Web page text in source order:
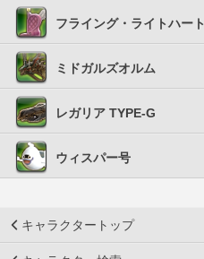
フライング・ライトハート
ミドガルズオルム
レガリア TYPE-G
ウィスパー号
キャラクタートップ